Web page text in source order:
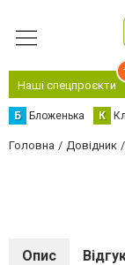
Наші спецпроєкти
Б Бложенька К
Головна Довідник
Опис